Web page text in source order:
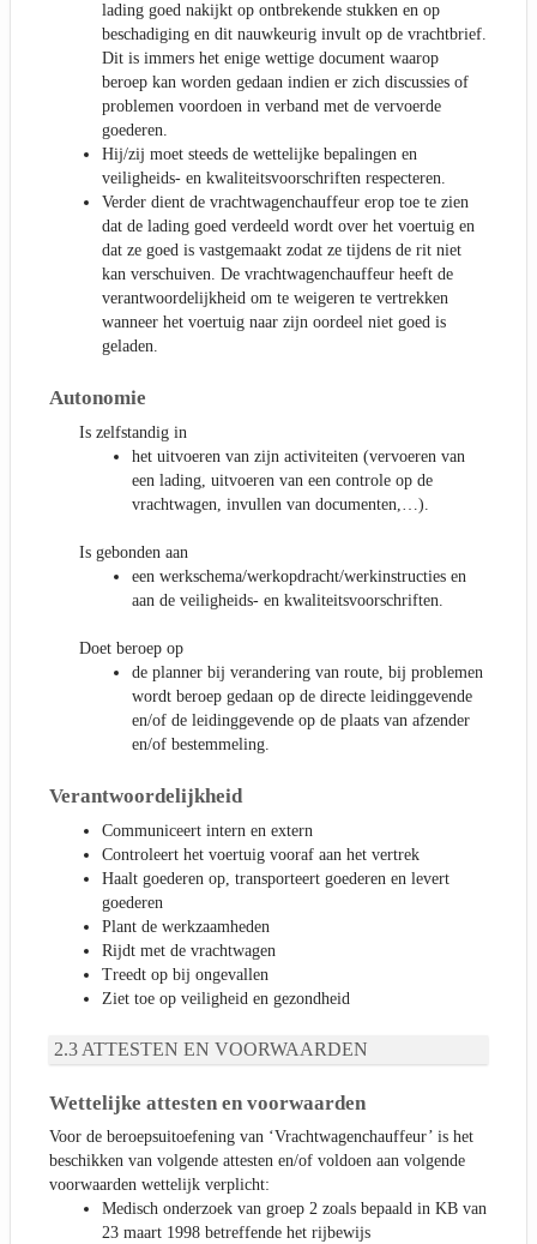
lading goed nakijkt op ontbrekende stukken en op
beschadiging en dit nauwkeurig invult op de vrachtbrief.
Dit is immers het enige wettige document waarop
beroep kan worden gedaan indien er zich discussies of
problemen voordoen in verband met de vervoerde
goederen.
Hij/zij moet steeds de wettelijke bepalingen en
veiligheids- en kwaliteitsvoorschriften respecteren.
Verder dient de vrachtwagenchauffeur erop toe te zien
dat de lading goed verdeeld wordt over het voertuig en
dat ze goed is vastgemaakt zodat ze tijdens de rit niet
kan verschuiven. De vrachtwagenchauffeur heeft de
verantwoordelijkheid om te weigeren te vertrekken
wanneer het voertuig naar zijn oordeel niet goed is
geladen.
Autonomie
Is zelfstandig in
het uitvoeren van zijn activiteiten (vervoeren van
een lading, uitvoeren van een controle op de
vrachtwagen, invullen van documenten,…).
Is gebonden aan
een werkschema/werkopdracht/werkinstructies en
aan de veiligheids- en kwaliteitsvoorschriften.
Doet beroep op
de planner bij verandering van route, bij problemen
wordt beroep gedaan op de directe leidinggevende
en/of de leidinggevende op de plaats van afzender
en/of bestemmeling.
Verantwoordelijkheid
Communiceert intern en extern
Controleert het voertuig vooraf aan het vertrek
Haalt goederen op, transporteert goederen en levert
goederen
Plant de werkzaamheden
Rijdt met de vrachtwagen
Treedt op bij ongevallen
Ziet toe op veiligheid en gezondheid
ATTESTEN EN VOORWAARDEN
Wettelijke attesten en voorwaarden
Voor de beroepsuitoefening van ‘Vrachtwagenchauffeur’ is het
beschikken van volgende attesten en/of voldoen aan volgende
voorwaarden wettelijk verplicht:
Medisch onderzoek van groep 2 zoals bepaald in KB van
23 maart 1998 betreffende het rijbewijs